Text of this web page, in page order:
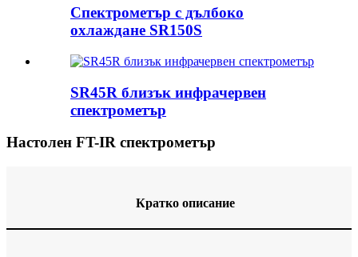
Спектрометър с дълбоко
охлаждане SR150S
SR45R близък инфрачервен
спектрометър
Настолен FT-IR спектрометър
Кратко описание